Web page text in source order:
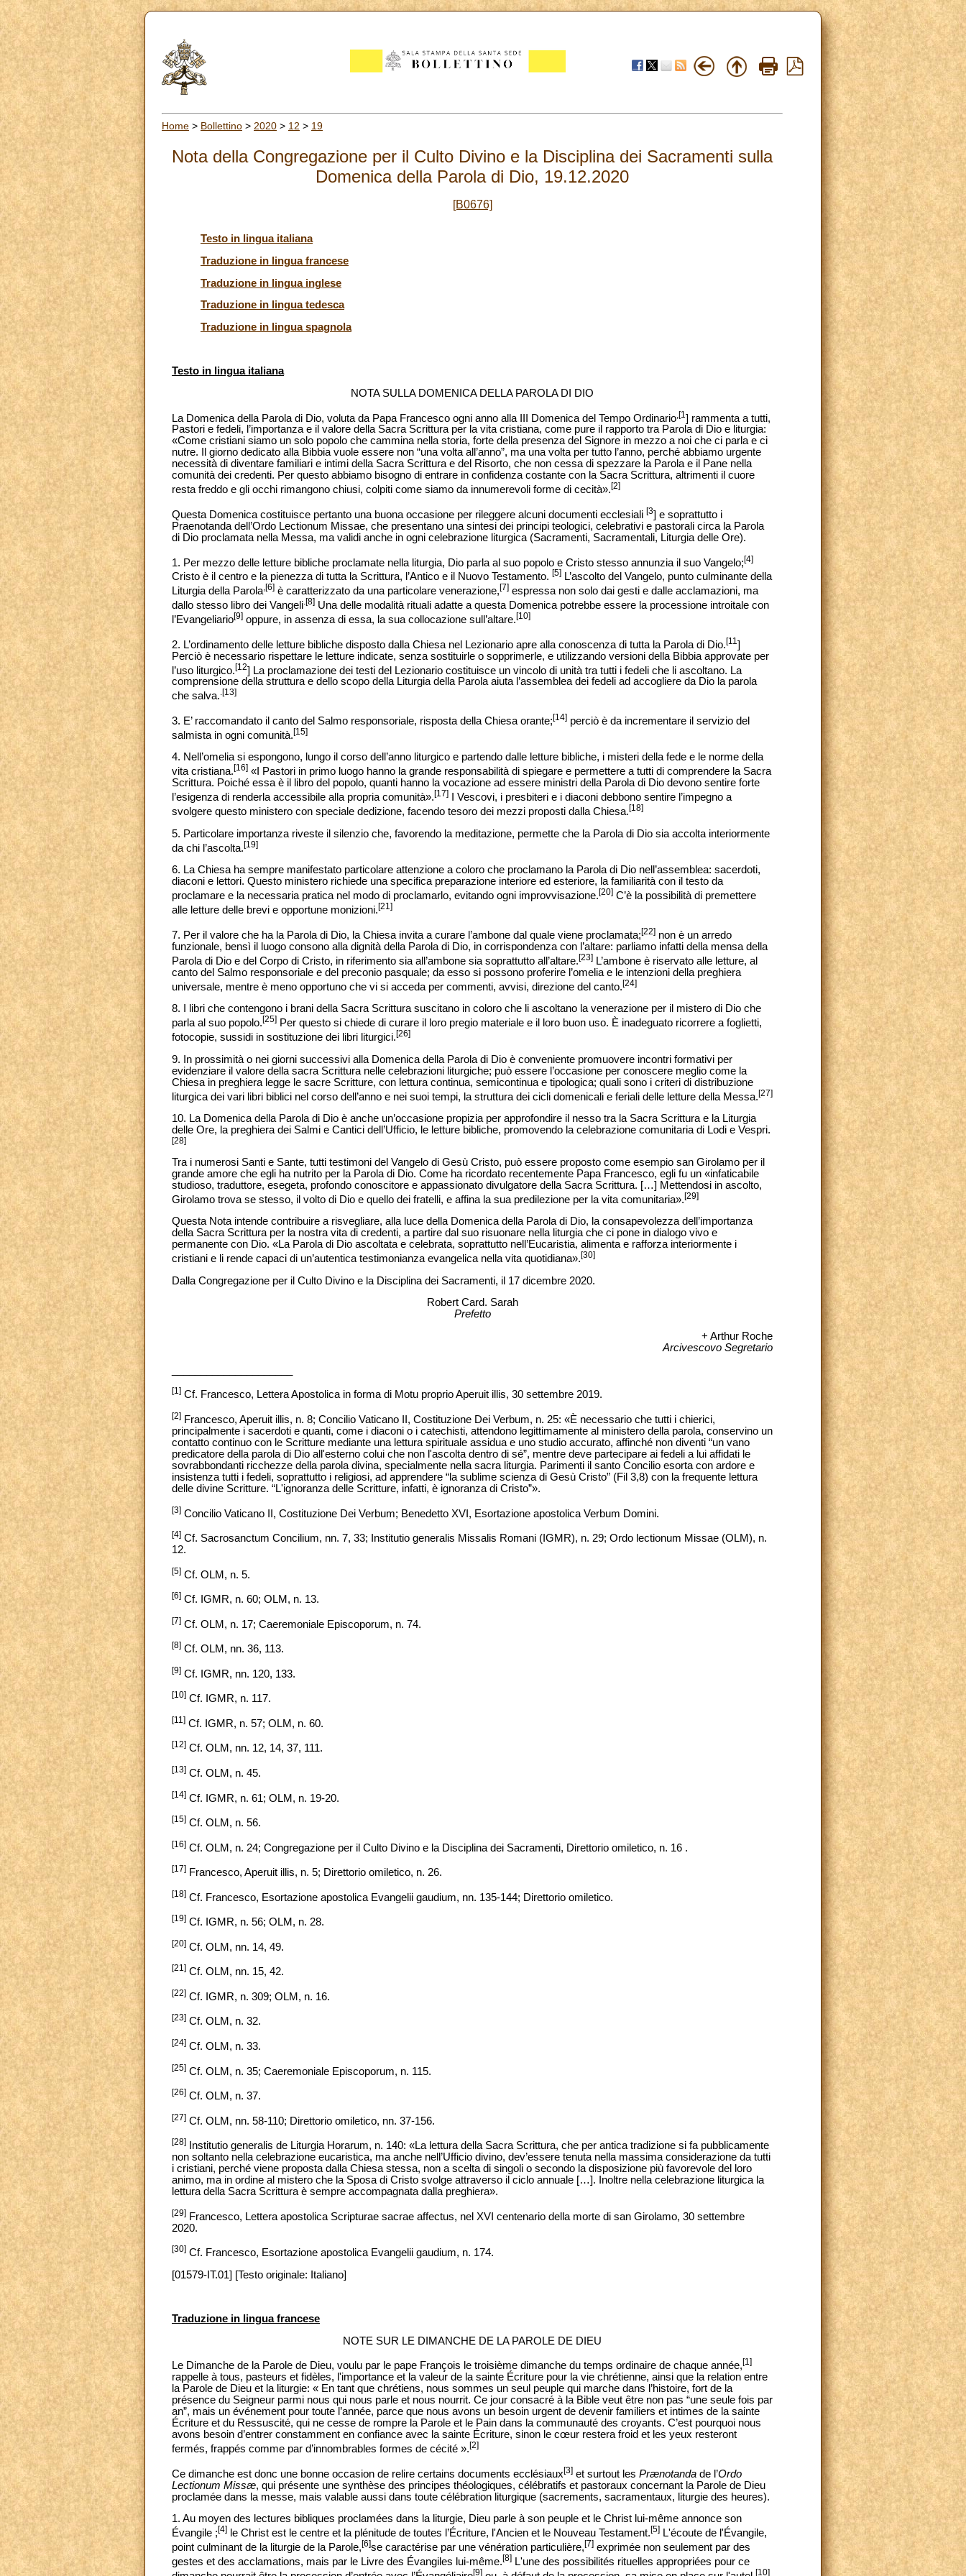
Home > Bollettino > 2020 > 12 > 19
Nota della Congregazione per il Culto Divino e la Disciplina dei Sacramenti sulla
Domenica della Parola di Dio, 19.12.2020
[B0676]
Testo in lingua italiana
Traduzione in lingua francese
Traduzione in lingua inglese
Traduzione in lingua tedesca
Traduzione in lingua spagnola
Testo in lingua italiana
NOTA SULLA DOMENICA DELLA PAROLA DI DIO
La Domenica della Parola di Dio, voluta da Papa Francesco ogni anno alla III Domenica del Tempo Ordinario ,[1 ] rammenta a tutti,
Pastori e fedeli, l’importanza e il valore della Sacra Scrittura per la vita cristiana, come pure il rapporto tra Parola di Dio e liturgia:
«Come cristiani siamo un solo popolo che cammina nella storia, forte della presenza del Signore in mezzo a noi che ci parla e ci
nutre. Il giorno dedicato alla Bibbia vuole essere non “una volta all’anno”, ma una volta per tutto l’anno, perché abbiamo urgente
necessità di diventare familiari e intimi della Sacra Scrittura e del Risorto, che non cessa di spezzare la Parola e il Pane nella
comunità dei credenti. Per questo abbiamo bisogno di entrare in confidenza costante con la Sacra Scrittura, altrimenti il cuore
resta freddo e gli occhi rimangono chiusi, colpiti come siamo da innumerevoli forme di cecità».[2]
Questa Domenica costituisce pertanto una buona occasione per rileggere alcuni documenti ecclesiali [3] e soprattutto i
Praenotanda dell’Ordo Lectionum Missae, che presentano una sintesi dei principi teologici, celebrativi e pastorali circa la Parola
di Dio proclamata nella Messa, ma validi anche in ogni celebrazione liturgica (Sacramenti, Sacramentali, Liturgia delle Ore).
1. Per mezzo delle letture bibliche proclamate nella liturgia, Dio parla al suo popolo e Cristo stesso annunzia il suo Vangelo;[4]
Cristo è il centro e la pienezza di tutta la Scrittura, l’Antico e il Nuovo Testamento. [5] L’ascolto del Vangelo, punto culminante della
Liturgia della Parola,[6] è caratterizzato da una particolare venerazione,[7] espressa non solo dai gesti e dalle acclamazioni, ma
dallo stesso libro dei Vangeli.[8] Una delle modalità rituali adatte a questa Domenica potrebbe essere la processione introitale con
l’Evangeliario[9] oppure, in assenza di essa, la sua collocazione sull’altare.[10]
2. L’ordinamento delle letture bibliche disposto dalla Chiesa nel Lezionario apre alla conoscenza di tutta la Parola di Dio.[11 ]
Perciò è necessario rispettare le letture indicate, senza sostituirle o sopprimerle, e utilizzando versioni della Bibbia approvate per
l’uso liturgico.[12] La proclamazione dei testi del Lezionario costituisce un vincolo di unità tra tutti i fedeli che li ascoltano. La
comprensione della struttura e dello scopo della Liturgia della Parola aiuta l’assemblea dei fedeli ad accogliere da Dio la parola
che salva..[13]
3. E’ raccomandato il canto del Salmo responsoriale, risposta della Chiesa orante;[14] perciò è da incrementare il servizio del
salmista in ogni comunità.[15]
4. Nell’omelia si espongono, lungo il corso dell’anno liturgico e partendo dalle letture bibliche, i misteri della fede e le norme della
vita cristiana.[16] «I Pastori in primo luogo hanno la grande responsabilità di spiegare e permettere a tutti di comprendere la Sacra
Scrittura. Poiché essa è il libro del popolo, quanti hanno la vocazione ad essere ministri della Parola di Dio devono sentire forte
l’esigenza di renderla accessibile alla propria comunità».[17]
I Vescovi, i presbiteri e i diaconi debbono sentire l’impegno a
svolgere questo ministero con speciale dedizione, facendo tesoro dei mezzi proposti dalla Chiesa.[18]
5. Particolare importanza riveste il silenzio che, favorendo la meditazione, permette che la Parola di Dio sia accolta interiormente
da chi l’ascolta.[19]
6. La Chiesa ha sempre manifestato particolare attenzione a coloro che proclamano la Parola di Dio nell’assemblea: sacerdoti,
diaconi e lettori. Questo ministero richiede una specifica preparazione interiore ed esteriore, la familiarità con il testo da
proclamare e la necessaria pratica nel modo di proclamarlo, evitando ogni improvvisazione.[20] C’è la possibilità di premettere
alle letture delle brevi e opportune monizioni.[21]
7. Per il valore che ha la Parola di Dio, la Chiesa invita a curare l’ambone dal quale viene proclamata;[22] non è un arredo
funzionale, bensì il luogo consono alla dignità della Parola di Dio, in corrispondenza con l’altare: parliamo infatti della mensa della
Parola di Dio e del Corpo di Cristo, in riferimento sia all’ambone sia soprattutto all’altare.[23] L’ambone è riservato alle letture, al
canto del Salmo responsoriale e del preconio pasquale; da esso si possono proferire l’omelia e le intenzioni della preghiera
universale, mentre è meno opportuno che vi si acceda per commenti, avvisi, direzione del canto.[24]
8. I libri che contengono i brani della Sacra Scrittura suscitano in coloro che li ascoltano la venerazione per il mistero di Dio che
parla al suo popolo.[25] Per questo si chiede di curare il loro pregio materiale e il loro buon uso. È inadeguato ricorrere a foglietti,
fotocopie, sussidi in sostituzione dei libri liturgici.[26]
9. In prossimità o nei giorni successivi alla Domenica della Parola di Dio è conveniente promuovere incontri formativi per
evidenziare il valore della sacra Scrittura nelle celebrazioni liturgiche; può essere l’occasione per conoscere meglio come la
Chiesa in preghiera legge le sacre Scritture, con lettura continua, semicontinua e tipologica; quali sono i criteri di distribuzione
liturgica dei vari libri biblici nel corso dell’anno e nei suoi tempi, la struttura dei cicli domenicali e feriali delle letture della Messa.[27]
10. La Domenica della Parola di Dio è anche un’occasione propizia per approfondire il nesso tra la Sacra Scrittura e la Liturgia
delle Ore, la preghiera dei Salmi e Cantici dell’Ufficio, le letture bibliche, promovendo la celebrazione comunitaria di Lodi e Vespri.
[28]
Tra i numerosi Santi e Sante, tutti testimoni del Vangelo di Gesù Cristo, può essere proposto come esempio san Girolamo per il
grande amore che egli ha nutrito per la Parola di Dio. Come ha ricordato recentemente Papa Francesco, egli fu un «infaticabile
studioso, traduttore, esegeta, profondo conoscitore e appassionato divulgatore della Sacra Scrittura. […] Mettendosi in ascolto,
Girolamo trova se stesso, il volto di Dio e quello dei fratelli, e affina la sua predilezione per la vita comunitaria».[29]
Questa Nota intende contribuire a risvegliare, alla luce della Domenica della Parola di Dio, la consapevolezza dell’importanza
della Sacra Scrittura per la nostra vita di credenti, a partire dal suo risuonare nella liturgia che ci pone in dialogo vivo e
permanente con Dio. «La Parola di Dio ascoltata e celebrata, soprattutto nell’Eucaristia, alimenta e rafforza interiormente i
cristiani e li rende capaci di un’autentica testimonianza evangelica nella vita quotidiana».[30]
Dalla Congregazione per il Culto Divino e la Disciplina dei Sacramenti, il 17 dicembre 2020.
Robert Card. Sarah
Prefetto
+ Arthur Roche
Arcivescovo Segretario
[1] Cf. Francesco, Lettera Apostolica in forma di Motu proprio Aperuit illis, 30 settembre 2019.
[2] Francesco, Aperuit illis, n. 8; Concilio Vaticano II, Costituzione Dei Verbum, n. 25: «È necessario che tutti i chierici,
principalmente i sacerdoti e quanti, come i diaconi o i catechisti, attendono legittimamente al ministero della parola, conservino un
contatto continuo con le Scritture mediante una lettura spirituale assidua e uno studio accurato, affinché non diventi “un vano
predicatore della parola di Dio all'esterno colui che non l'ascolta dentro di sé”, mentre deve partecipare ai fedeli a lui affidati le
sovrabbondanti ricchezze della parola divina, specialmente nella sacra liturgia. Parimenti il santo Concilio esorta con ardore e
insistenza tutti i fedeli, soprattutto i religiosi, ad apprendere “la sublime scienza di Gesù Cristo” (Fil 3,8) con la frequente lettura
delle divine Scritture. “L'ignoranza delle Scritture, infatti, è ignoranza di Cristo”».
[3] Concilio Vaticano II, Costituzione Dei Verbum; Benedetto XVI, Esortazione apostolica Verbum Domini.
[4] Cf. Sacrosanctum Concilium, nn. 7, 33; Institutio generalis Missalis Romani (IGMR), n. 29; Ordo lectionum Missae (OLM), n.
12.
[5] Cf. OLM, n. 5.
[6] Cf. IGMR, n. 60; OLM, n. 13.
[7] Cf. OLM, n. 17; Caeremoniale Episcoporum, n. 74.
[8] Cf. OLM, nn. 36, 113.
[9] Cf. IGMR, nn. 120, 133.
[10] Cf. IGMR, n. 117.
[11] Cf. IGMR, n. 57; OLM, n. 60.
[12] Cf. OLM, nn. 12, 14, 37, 111.
[13] Cf. OLM, n. 45.
[14] Cf. IGMR, n. 61; OLM, n. 19-20.
[15] Cf. OLM, n. 56.
[16] Cf. OLM, n. 24; Congregazione per il Culto Divino e la Disciplina dei Sacramenti, Direttorio omiletico, n. 16 .
[17] Francesco, Aperuit illis, n. 5; Direttorio omiletico, n. 26.
[18] Cf. Francesco, Esortazione apostolica Evangelii gaudium, nn. 135-144; Direttorio omiletico.
[19] Cf. IGMR, n. 56; OLM, n. 28.
[20] Cf. OLM, nn. 14, 49.
[21] Cf. OLM, nn. 15, 42.
[22] Cf. IGMR, n. 309; OLM, n. 16.
[23] Cf. OLM, n. 32.
[24] Cf. OLM, n. 33.
[25] Cf. OLM, n. 35; Caeremoniale Episcoporum, n. 115.
[26] Cf. OLM, n. 37.
[27] Cf. OLM, nn. 58-110; Direttorio omiletico, nn. 37-156.
[28]
Institutio generalis de Liturgia Horarum, n. 140: «La lettura della Sacra Scrittura, che per antica tradizione si fa pubblicamente
non soltanto nella celebrazione eucaristica, ma anche nell’Ufficio divino, dev’essere tenuta nella massima considerazione da tutti
i cristiani, perché viene proposta dalla Chiesa stessa, non a scelta di singoli o secondo la disposizione più favorevole del loro
animo, ma in ordine al mistero che la Sposa di Cristo svolge attraverso il ciclo annuale […]. Inoltre nella celebrazione liturgica la
lettura della Sacra Scrittura è sempre accompagnata dalla preghiera».
[29] Francesco, Lettera apostolica Scripturae sacrae affectus, nel XVI centenario della morte di san Girolamo, 30 settembre
2020.
[30] Cf. Francesco, Esortazione apostolica Evangelii gaudium, n. 174.
[01579-IT.01] [Testo originale: Italiano]
Traduzione in lingua francese
NOTE SUR LE DIMANCHE DE LA PAROLE DE DIEU
Le Dimanche de la Parole de Dieu, voulu par le pape François le troisième dimanche du temps ordinaire de chaque année,[1]
rappelle à tous, pasteurs et fidèles, l'importance et la valeur de la sainte Écriture pour la vie chrétienne, ainsi que la relation entre
la Parole de Dieu et la liturgie: « En tant que chrétiens, nous sommes un seul peuple qui marche dans l’histoire, fort de la
présence du Seigneur parmi nous qui nous parle et nous nourrit. Ce jour consacré à la Bible veut être non pas “une seule fois par
an”, mais un événement pour toute l’année, parce que nous avons un besoin urgent de devenir familiers et intimes de la sainte
Écriture et du Ressuscité, qui ne cesse de rompre la Parole et le Pain dans la communauté des croyants. C’est pourquoi nous
avons besoin d’entrer constamment en confiance avec la sainte Écriture, sinon le cœur restera froid et les yeux resteront
fermés, frappés comme par d’innombrables formes de cécité ».[2]
Ce dimanche est donc une bonne occasion de relire certains documents ecclésiaux[3] et surtout les Prænotanda de l’Ordo
Lectionum Missæ, qui présente une synthèse des principes théologiques, célébratifs et pastoraux concernant la Parole de Dieu
proclamée dans la messe, mais valable aussi dans toute célébration liturgique (sacrements, sacramentaux, liturgie des heures).
1. Au moyen des lectures bibliques proclamées dans la liturgie, Dieu parle à son peuple et le Christ lui-même annonce son
Évangile ;[4] le Christ est le centre et la plénitude de toutes l’Écriture, l'Ancien et le Nouveau Testament.[5] L'écoute de l'Évangile,
point culminant de la liturgie de la Parole,[6]se caractérise par une vénération particulière,[7] exprimée non seulement par des
gestes et des acclamations, mais par le Livre des Évangiles lui-même.[8] L'une des possibilités rituelles appropriées pour ce
[9] [10]